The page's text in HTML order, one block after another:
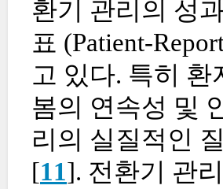
환기 관리의 성
표 (Patient-
고 있다. 특히
봄의 연속성 및
리의 실질적인
[11]. 전환기 관